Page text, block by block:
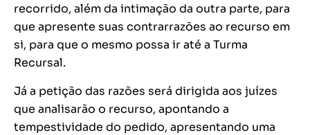
recorrido, além da intimação da outra parte, para
que apresente suas contrarrazões ao recurso em
si, para que o mesmo possa ir até a Turma
Recursal.
Já a petição das razões será dirigida aos juízes
que analisarão o recurso, apontando a
tempestividade do pedido, apresentando uma